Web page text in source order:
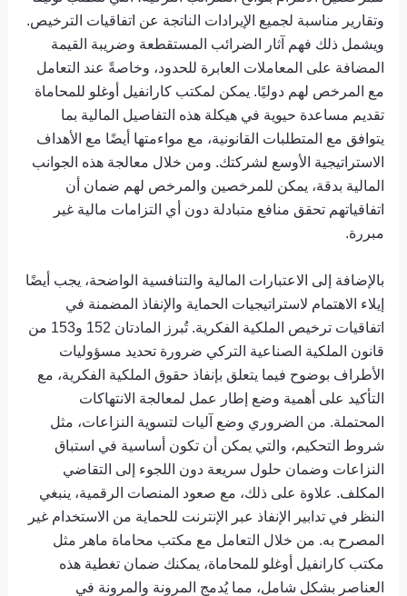
وتقارير مناسبة لجميع الإيرادات الناتجة عن اتفاقيات الترخيص.
ويشمل ذلك فهم آثار الضرائب المستقطعة وضريبة القيمة
المضافة على المعاملات العابرة للحدود، وخاصةً عند التعامل
مع المرخص لهم دوليًا. يمكن لمكتب كارانفيل أوغلو للمحاماة
تقديم مساعدة حيوية في هيكلة هذه التفاصيل المالية بما
يتوافق مع المتطلبات القانونية، مع مواءمتها أيضًا مع الأهداف
الاستراتيجية الأوسع لشركتك. ومن خلال معالجة هذه الجوانب
المالية بدقة، يمكن للمرخصين والمرخص لهم ضمان أن
اتفاقياتهم تحقق منافع متبادلة دون أي التزامات مالية غير
مبررة.
بالإضافة إلى الاعتبارات المالية والتنافسية الواضحة، يجب أيضًا
إيلاء الاهتمام لاستراتيجيات الحماية والإنفاذ المضمنة في
اتفاقيات ترخيص الملكية الفكرية. تُبرز المادتان 152 و153 من
قانون الملكية الصناعية التركي ضرورة تحديد مسؤوليات
الأطراف بوضوح فيما يتعلق بإنفاذ حقوق الملكية الفكرية، مع
التأكيد على أهمية وضع إطار عمل لمعالجة الانتهاكات
المحتملة. من الضروري وضع آليات لتسوية النزاعات، مثل
شروط التحكيم، والتي يمكن أن تكون أساسية في استباق
النزاعات وضمان حلول سريعة دون اللجوء إلى التقاضي
المكلف. علاوة على ذلك، مع صعود المنصات الرقمية، ينبغي
النظر في تدابير الإنفاذ عبر الإنترنت للحماية من الاستخدام غير
المصرح به. من خلال التعامل مع مكتب محاماة ماهر مثل
مكتب كارانفيل أوغلو للمحاماة، يمكنك ضمان تغطية هذه
العناصر بشكل شامل، مما يُدمج المرونة والمرونة في